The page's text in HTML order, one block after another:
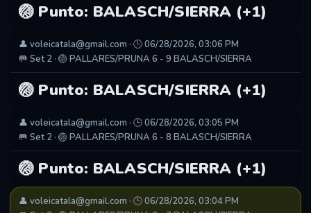
🏐 Punto: BALASCH/SIERRA (+1)
👤 voleicatala@gmail.com · 🕒 06/28/2026, 03:06 PM
🥅 Set 2 · 🏐 PALLARES/PRUNA 6 - 9 BALASCH/SIERRA
🏐 Punto: BALASCH/SIERRA (+1)
👤 voleicatala@gmail.com · 🕒 06/28/2026, 03:05 PM
🥅 Set 2 · 🏐 PALLARES/PRUNA 6 - 8 BALASCH/SIERRA
🏐 Punto: BALASCH/SIERRA (+1)
👤 voleicatala@gmail.com · 🕒 06/28/2026, 03:04 PM